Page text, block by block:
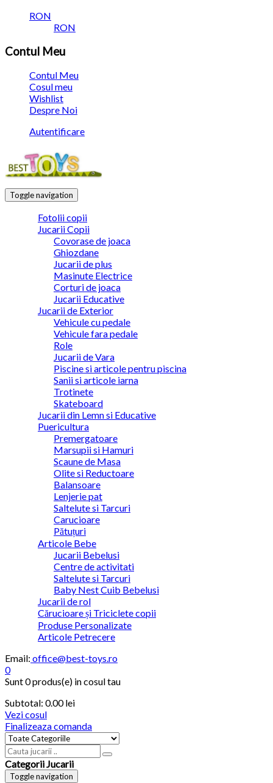
RON
RON
Contul Meu
Contul Meu
Cosul meu
Wishlist
Despre Noi
Autentificare
Toggle navigation
Fotolii copii
Jucarii Copii
Covorase de joaca
Ghiozdane
Jucarii de plus
Masinute Electrice
Corturi de joaca
Jucarii Educative
Jucarii de Exterior
Vehicule cu pedale
Vehicule fara pedale
Role
Jucarii de Vara
Piscine si articole pentru piscina
Sanii si articole iarna
Trotinete
Skateboard
Jucarii din Lemn si Educative
Puericultura
Premergatoare
Marsupii si Hamuri
Scaune de Masa
Olite si Reductoare
Balansoare
Lenjerie pat
Saltelute si Tarcuri
Carucioare
Pătuțuri
Articole Bebe
Jucarii Bebelusi
Centre de activitati
Saltelute si Tarcuri
Baby Nest Cuib Bebelusi
Jucarii de rol
Cărucioare și Triciclete copii
Produse Personalizate
Articole Petrecere
Email: office@best-toys.ro
0
Sunt0 produs(e) in cosul tau
Subtotal: 0.00 lei
Vezi cosul
Finalizeaza comanda
Categorii Jucarii
Toggle navigation